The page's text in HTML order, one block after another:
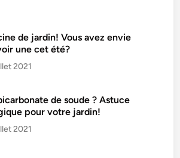
de jardin! Vous avez envie
une cet été?
2021
de soude ? Astuce
pour votre jardin!
2021